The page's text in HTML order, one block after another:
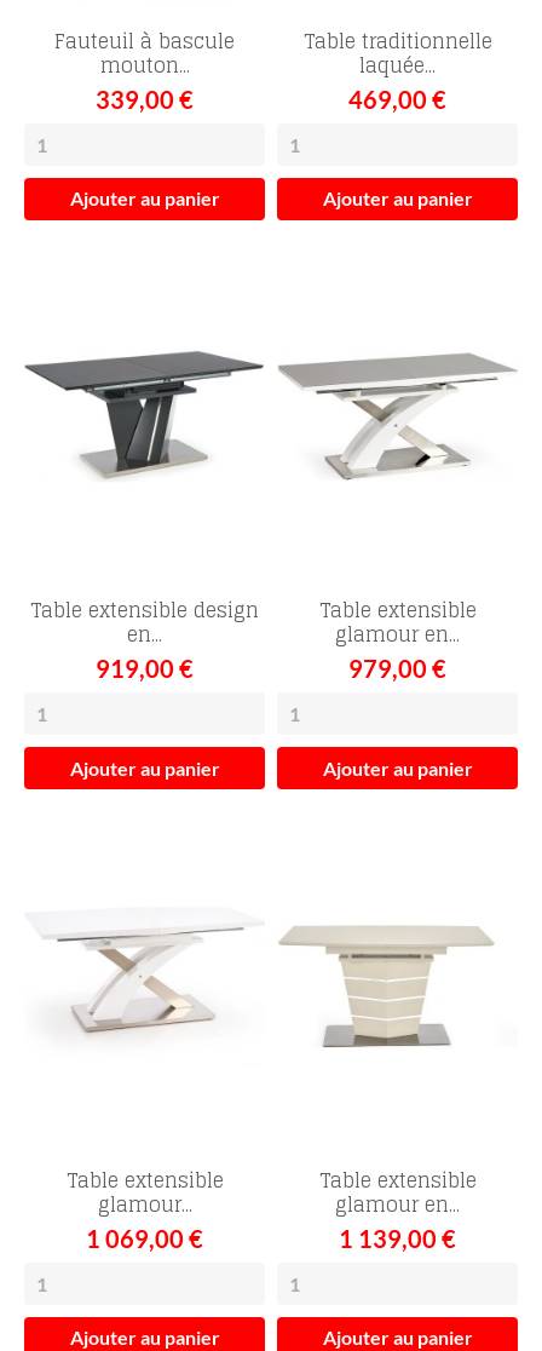
Fauteuil à bascule
mouton...
339,00 €
Ajouter au panier
Table traditionnelle
laquée...
469,00 €
Ajouter au panier
Table extensible design
en...
919,00 €
Ajouter au panier
Table extensible
glamour en...
979,00 €
Ajouter au panier
Table extensible
glamour...
1 069,00 €
Ajouter au panier
Table extensible
glamour en...
1 139,00 €
Ajouter au panier